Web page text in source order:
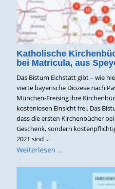
Katholische
bei Matricula, aus
Das Bistum Eichstätt gibt – wie
vierte bayerische Diözese nach
München-Freising ihre
kostenlosen Einsicht frei. Das
dass die ersten Kirchenbücher
Geschenk, sondern
2021 sind ...
Weiterlesen …